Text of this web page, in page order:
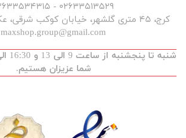
۰۲۶۳۳۵۱۳۵۲۹ - ۰۲۶۳۳۵۳۴۳۱۵
کرج، ۴۵ متری گلشهر، خیابان کوکب شرقی، عکس و فیلم مکث
maxshop.group@gmail.com
شما عزیزان هستیم.